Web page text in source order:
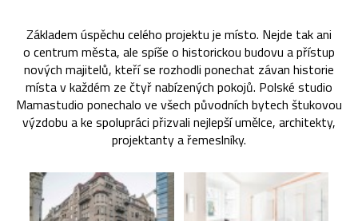
Základem úspěchu celého projektu je místo. Nejde tak ani
o centrum města, ale spíše o historickou budovu a přístup
nových majitelů, kteří se rozhodli ponechat závan historie
místa v každém ze čtyř nabízených pokojů. Polské studio
Mamastudio ponechalo ve všech původních bytech štukovou
výzdobu a ke spolupráci přizvali nejlepší umělce, architekty,
projektanty a řemeslníky.